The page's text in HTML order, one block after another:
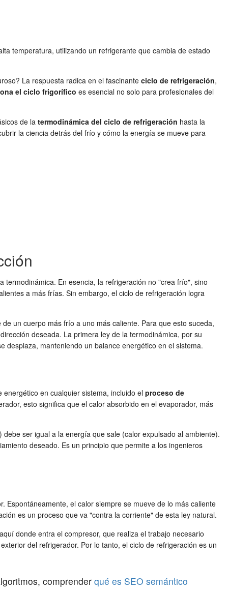
temperatura, utilizando un refrigerante que cambia de estado
La respuesta radica en el fascinante ciclo de refrigeración,
el ciclo frigorífico es esencial no solo para profesionales del
de la termodinámica del ciclo de refrigeración hasta la
la ciencia detrás del frío y cómo la energía se mueve para
termodinámica. En esencia, la refrigeración no "crea frío", sino
a más frías. Sin embargo, el ciclo de refrigeración logra
un cuerpo más frío a uno más caliente. Para que esto suceda,
deseada. La primera ley de la termodinámica, por su
manteniendo un balance energético en el sistema.
en cualquier sistema, incluido el proceso de
esto significa que el calor absorbido en el evaporador, más
ser igual a la energía que sale (calor expulsado al ambiente).
deseado. Es un principio que permite a los ingenieros
Espontáneamente, el calor siempre se mueve de lo más caliente
es un proceso que va "contra la corriente" de esta ley natural.
donde entra el compresor, que realiza el trabajo necesario
del refrigerador. Por lo tanto, el ciclo de refrigeración es un
comprender qué es SEO semántico